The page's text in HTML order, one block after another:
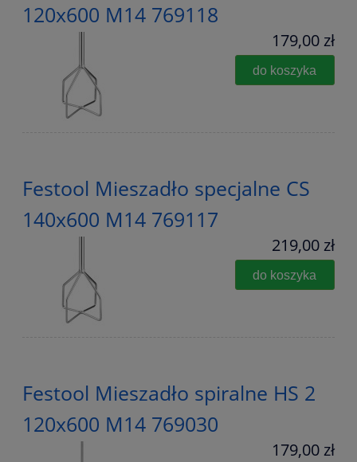
120x600 M14 769118
179,00 zł
do koszyka
Festool Mieszadło specjalne CS
140x600 M14 769117
219,00 zł
do koszyka
Festool Mieszadło spiralne HS 2
120x600 M14 769030
179,00 zł